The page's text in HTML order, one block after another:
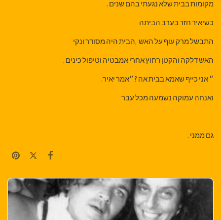
מקומות בבית שלא נגעתי בהם שנים .
כשיאיר חזר בערב הביתה
התבשל מרק עוף על האש ,הבית היה מסודר ונקי
האש דלקה והקטן רחוץ אחרי אמבטיה וטיפול כינים .
״ אני כייף שאמא בבית אה ? ״אמר יאיר.
ואנחה עמוקה נשמעה מכל עבר
גם ממני .